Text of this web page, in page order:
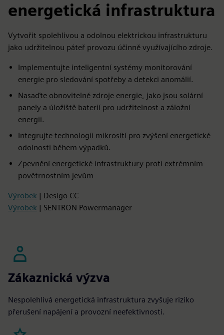
energetická infrastruktura
Vytvořit spolehlivou a odolnou elektrickou infrastrukturu
jako udržitelnou páteř provozu účinně využívajícího zdroje.
Implementujte inteligentní systémy monitorování
energie pro sledování spotřeby a detekci anomálií.
Nasaďte obnovitelné zdroje energie, jako jsou solární
panely a úložiště baterií pro udržitelnost a záložní
energii.
Integrujte technologii mikrosítí pro zvýšení energetické
odolnosti během výpadků.
Zpevnění energetické infrastruktury proti extrémním
povětrnostním jevům
Výrobek | Desigo CC
Výrobek | SENTRON Powermanager
Zákaznická výzva
Nespolehlivá energetická infrastruktura zvyšuje riziko
přerušení napájení a provozní neefektivnosti.